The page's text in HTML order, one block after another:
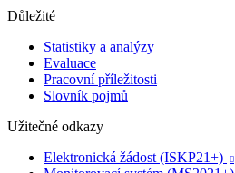
Důležité
Statistiky a analýzy
Evaluace
Pracovní příležitosti
Slovník pojmů
Užitečné odkazy
Elektronická žádost (ISKP21+)
